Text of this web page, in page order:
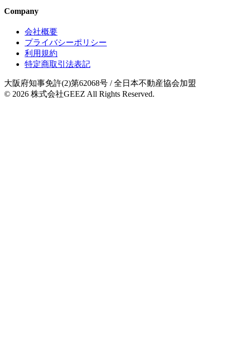
Company
会社概要
プライバシーポリシー
利用規約
特定商取引法表記
大阪府知事免許(2)第62068号 / 全日本不動産協会加盟
© 2026 株式会社GEEZ All Rights Reserved.